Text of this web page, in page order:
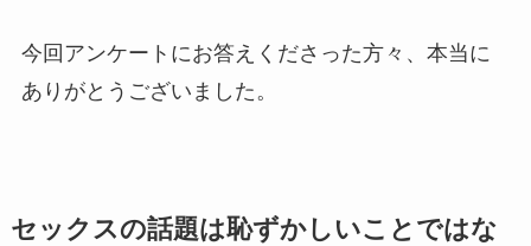
今回アンケートにお答えくださった方々、本当に
ありがとうございました。
セックスの話題は恥ずかしいことではな